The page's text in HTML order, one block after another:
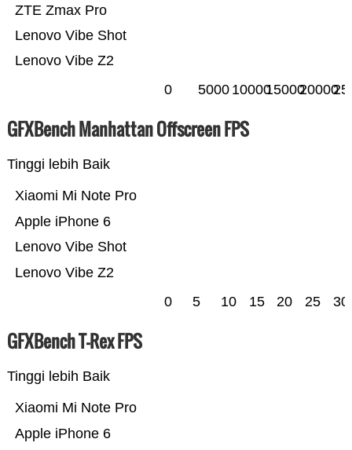
Lenovo Vibe Z2
Lenovo Vibe Shot
ZTE Zmax Pro
0 5000 100001500020000
GFXBench Manhattan Offscreen FPS
Tinggi lebih Baik
Lenovo Vibe Z2
Lenovo Vibe Shot
Apple iPhone 6
Xiaomi Mi Note Pro
0 5 10 15 20 25 30
GFXBench T-Rex FPS
Tinggi lebih Baik
Apple iPhone 6
Xiaomi Mi Note Pro